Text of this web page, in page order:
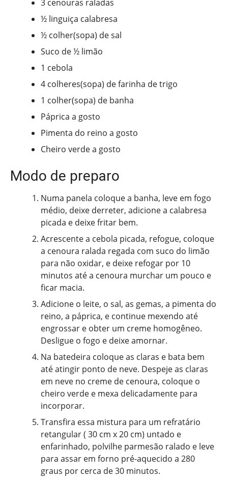
3 cenouras raladas
½ linguiça calabresa
½ colher(sopa) de sal
Suco de ½ limão
1 cebola
4 colheres(sopa) de farinha de trigo
1 colher(sopa) de banha
Páprica a gosto
Pimenta do reino a gosto
Cheiro verde a gosto
Modo de preparo
Numa panela coloque a banha, leve em fogo
médio, deixe derreter, adicione a calabresa
picada e deixe fritar bem.
Acrescente a cebola picada, refogue, coloque
a cenoura ralada regada com suco do limão
para não oxidar, e deixe refogar por 10
minutos até a cenoura murchar um pouco e
ficar macia.
Adicione o leite, o sal, as gemas, a pimenta do
reino, a páprica, e continue mexendo até
engrossar e obter um creme homogêneo.
Desligue o fogo e deixe amornar.
Na batedeira coloque as claras e bata bem
até atingir ponto de neve. Despeje as claras
em neve no creme de cenoura, coloque o
cheiro verde e mexa delicadamente para
incorporar.
Transfira essa mistura para um refratário
retangular ( 30 cm x 20 cm) untado e
enfarinhado, polvilhe parmesão ralado e leve
para assar em forno pré-aquecido a 280
graus por cerca de 30 minutos.